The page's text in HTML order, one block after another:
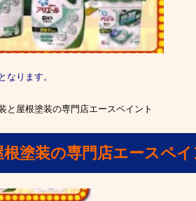
ります。
と屋根塗装の専門店エースペイント
塗装の専門店エースペ